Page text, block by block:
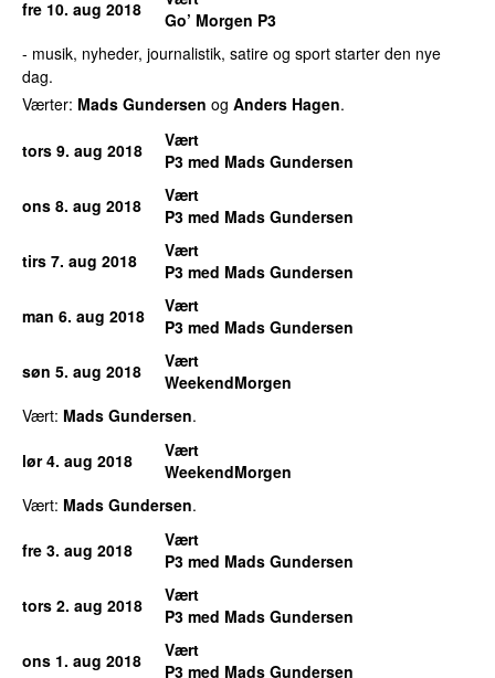
fre 10. aug 2018
Go’ Morgen P3
- musik, nyheder, journalistik, satire og sport starter den nye
dag.
Værter: Mads Gundersen og Anders Hagen.
tors 9. aug 2018
Vært
P3 med Mads Gundersen
ons 8. aug 2018
Vært
P3 med Mads Gundersen
tirs 7. aug 2018
Vært
P3 med Mads Gundersen
man 6. aug 2018
Vært
P3 med Mads Gundersen
søn 5. aug 2018
Vært
WeekendMorgen
Vært: Mads Gundersen.
lør 4. aug 2018
Vært
WeekendMorgen
Vært: Mads Gundersen.
fre 3. aug 2018
Vært
P3 med Mads Gundersen
tors 2. aug 2018
Vært
P3 med Mads Gundersen
ons 1. aug 2018
Vært
P3 med Mads Gundersen